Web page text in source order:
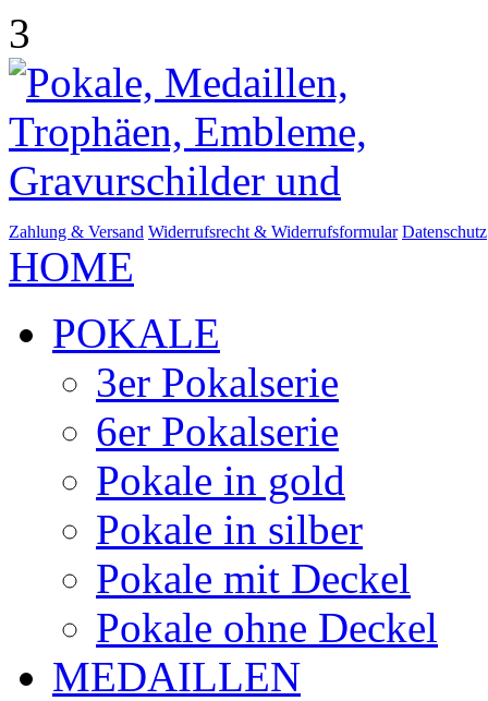
3
Zahlung & Versand Widerrufsrecht & Widerrufsformular Datenschutz
HOME
POKALE
3er Pokalserie
6er Pokalserie
Pokale in gold
Pokale in silber
Pokale mit Deckel
Pokale ohne Deckel
MEDAILLEN